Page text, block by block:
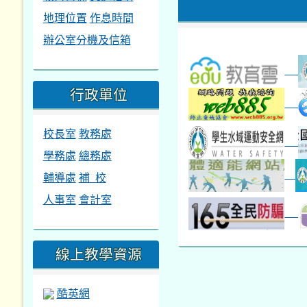
地理位置 作息時間
辦公室分機及信箱
行政單位
校長室 教務處
學務處 總務處
輔導處 補 校
人事室 會計室
線上教學資源
酷英網